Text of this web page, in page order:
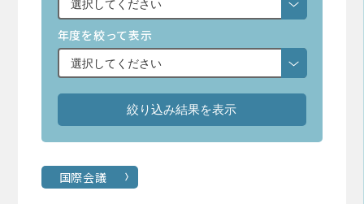
年度を絞って表示
国際会議